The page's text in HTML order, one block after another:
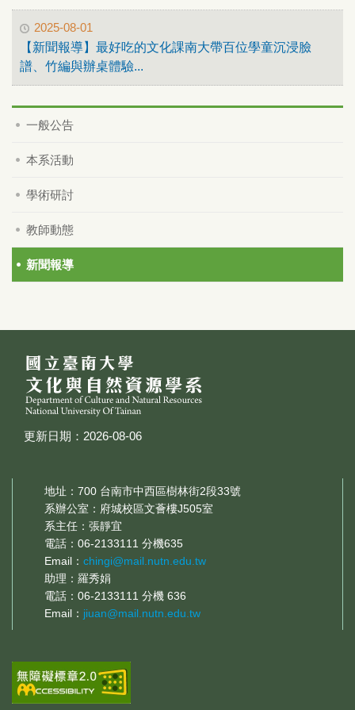
2025-08-01
【新聞報導】最好吃的文化課南大帶百位學童沉浸臉
譜、竹編與辦桌體驗...
一般公告
本系活動
學術研討
教師動態
新聞報導
更新日期：2026-08-06
地址：700 台南市中西區樹林街2段33號
系辦公室：府城校區文薈樓J505室
系主任：張靜宜
電話：06-2133111 分機635
Email： chingi@mail.nutn.edu.tw
助理：羅秀娟
電話：06-2133111 分機 636
Email： jiuan@mail.nutn.edu.tw